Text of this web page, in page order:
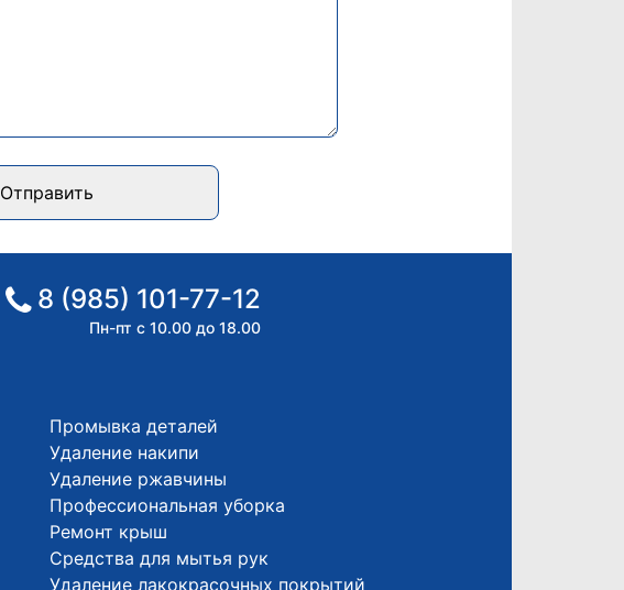
Отправить
8 (985) 101-77-12
Пн-пт с 10.00 до 18.00
Промывка деталей
Удаление накипи
Удаление ржавчины
Профессиональная уборка
Ремонт крыш
Средства для мытья рук
Удаление лакокрасочных покрытий